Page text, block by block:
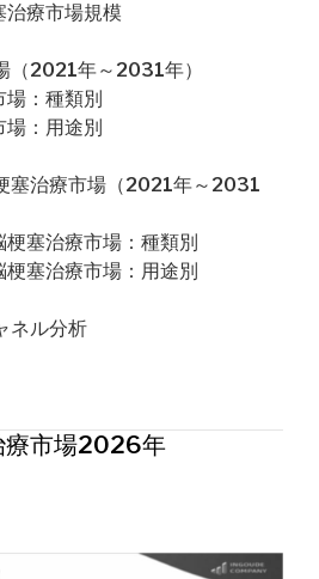
治療市場規模
（2021年～2031年）
場：種類別
場：用途別
塞治療市場（2021年～2031
塞治療市場：種類別
塞治療市場：用途別
ネル分析
療市場2026年